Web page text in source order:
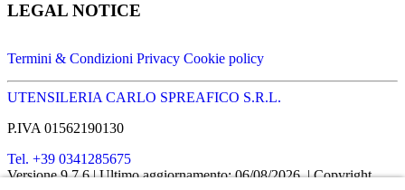
LEGAL NOTICE
Termini & Condizioni Privacy Cookie policy
UTENSILERIA CARLO SPREAFICO S.R.L.
P.IVA 01562190130
Tel. +39 0341285675
Versione 9.7.6 | Ultimo aggiornamento: 06/08/2026 | Copyright